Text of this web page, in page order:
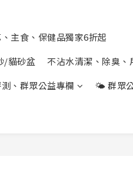
主食、保健品獨家6折起
/貓砂盆
不沾水清潔、除臭、
、群眾公益專欄
🌤️ 群眾